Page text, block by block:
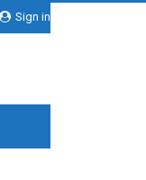
Sign in